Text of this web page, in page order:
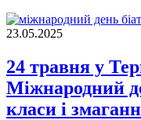
23.05.2025
24 травня у
Міжнародний
класи і